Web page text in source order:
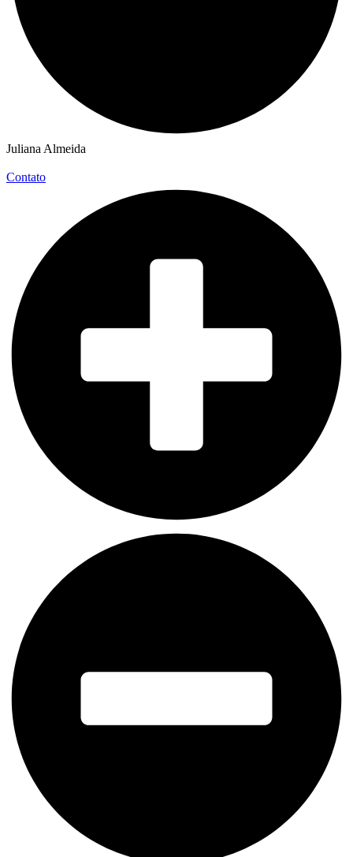
Juliana Almeida
Contato